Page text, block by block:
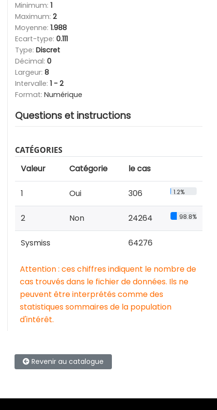
Minimum: 1
Maximum: 2
Moyenne: 1.988
Ecart-type: 0.111
Type: Discret
Décimal: 0
Largeur: 8
Intervalle: 1 - 2
Format: Numérique
Questions et instructions
CATÉGORIES
Valeur Catégorie le cas
1 Oui 306 1.2%
2 Non 24264 98.8%
Sysmiss 64276
Attention : ces chiffres indiquent le nombre de
cas trouvés dans le fichier de données. Ils ne
peuvent être interprétés comme des
statistiques sommaires de la population
d'intérêt.
Revenir au catalogue